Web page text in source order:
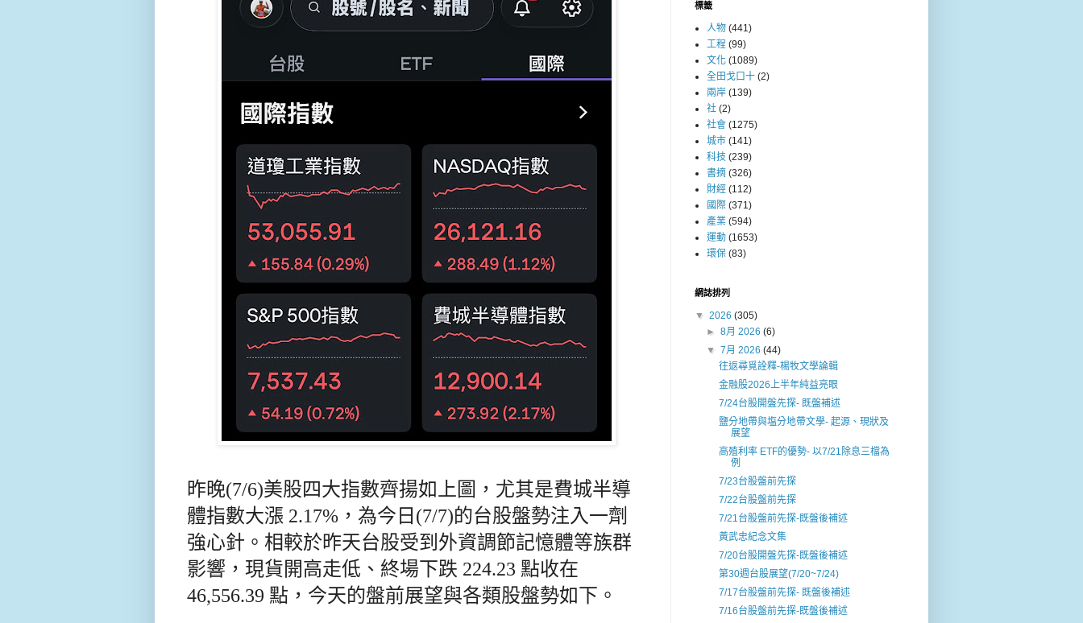
昨晚(7/6)美股四大指數齊揚如上圖，尤其是費城半導
體指數大漲 2.17%，為今日(7/7)的台股盤勢注入一劑
強心針。相較於昨天台股受到外資調節記憶體等族群
影響，現貨開高走低、終場下跌 224.23 點收在
46,556.39 點，今天的盤前展望與各類股盤勢如下。
標籤
人物 (441)
工程 (99)
文化 (1089)
全田戈口十 (2)
兩岸 (139)
社 (2)
社會 (1275)
城巿 (141)
科技 (239)
書摘 (326)
財經 (112)
國際 (371)
產業 (594)
運動 (1653)
環保 (83)
網誌排列
▼ 2026 (305)
►8月 2026(6)
▼7月 2026(44)
往返尋覓詮釋-楊牧文學論輯
金融股2026上半年純益亮眼
7/24台股開盤先探- 既盤補述
鹽分地帶與塩分地帶文學- 起源、現狀及
展望
高殖利率 ETF的優勢- 以7/21除息三檔為
例
7/23台股盤前先探
7/22台股盤前先探
7/21台股盤前先探-既盤後補述
黃武忠紀念文集
7/20台股開盤先探-既盤後補述
第30週台股展望(7/20~7/24)
7/17台股盤前先探- 既盤後補述
7/16台股盤前先探-既盤後補述